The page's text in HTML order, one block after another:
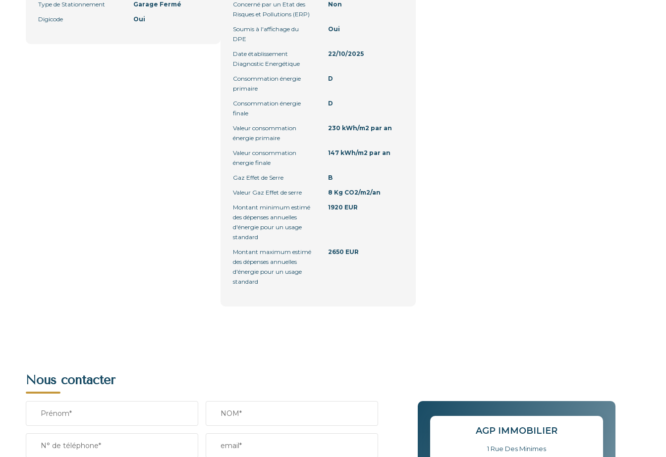
Type de Stationnement
Garage Fermé
Digicode
Oui
Concerné par un Etat des
Risques et Pollutions (ERP)
Non
Soumis à l'affichage du
DPE
Oui
Date établissement
Diagnostic Energétique
22/10/2025
Consommation énergie
primaire
D
Consommation énergie
finale
D
Valeur consommation
énergie primaire
230 kWh/m2 par an
Valeur consommation
énergie finale
147 kWh/m2 par an
Gaz Effet de Serre
B
Valeur Gaz Effet de serre
8 Kg CO2/m2/an
Montant minimum estimé
des dépenses annuelles
d'énergie pour un usage
standard
1920 EUR
Montant maximum estimé
des dépenses annuelles
d'énergie pour un usage
standard
2650 EUR
Nous contacter
Prénom* NOM*
N° de téléphone* email*
AGP IMMOBILIER
1 Rue Des Minimes